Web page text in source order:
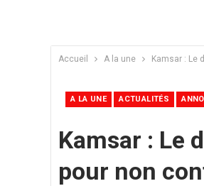
Accueil A la une Kamsar : Le
A LA UNE ACTUALITÉS
Kamsar : Le
pour non